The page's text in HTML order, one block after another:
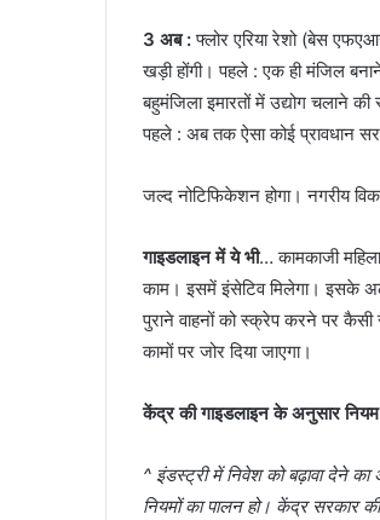
3 अब :फ्लोर एरिया रेशो (बेस
खड़ी होंगी। पहले : एक ही मंजिल
बहुमंजिला इमारतों में उद्योग चलाने
पहले : अब तक ऐसा कोई प्रावधान
जल्द नोटिफिकेशन होगा। नगरीय
गाइडलाइन में ये भी… कामकाजी
काम। इसमें इंसेटिव मिलेगा। इसके
पुराने वाहनों को स्क्रेप करने पर
कामों पर जोर दिया जाएगा।
केंद्र की गाइडलाइन के अनुसार नियम
^ इंडस्ट्री में निवेश को बढ़ावा देने
नियमों का पालन हो। केंद्र सरकार